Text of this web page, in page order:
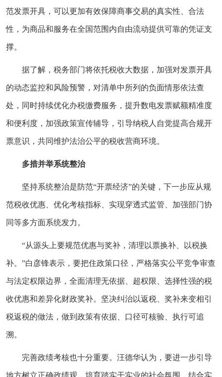
范发票开具，可以更加有效保障商事交易的真实性、合法
性，为商品和服务在全国范围内自由流动提供可靠的凭证支
撑。
据了解，税务部门将依托税收大数据，加强对发票开具
的动态监控和风险预警，对清单中所列的负面情形依法查
处，同时持续优化办税缴费服务，提升数电发票赋额精准度
和便利度，加强政策宣传辅导，引导纳税人自觉提高合规开
票意识，共同维护法治公平的税收营商环境。
多措并举系统整治
坚持系统整治是防范“开票经济”的关键，下一步应从规
范税收优惠、优化考核指标、实现穿透式监管、加强部门协
同等多方面系统发力。
“从源头上要规范优惠与奖补，清理以票换补、以税换
补。”白彦锋表示，要把住政策口径，严格落实公平竞争审查
与法定权限边界，全面清理无依据、超权限、选择性强的税
收优惠和差异化财政奖补。坚决纠治以返税、奖补来变相引
税返税的做法，做到政策有依据、口径可核验、执行可追
溯。
完善政绩考核也十分重要。汪德华认为，要进一步引导
地方树立正确政绩观，培育踏实干实业的社会氛围，结合实